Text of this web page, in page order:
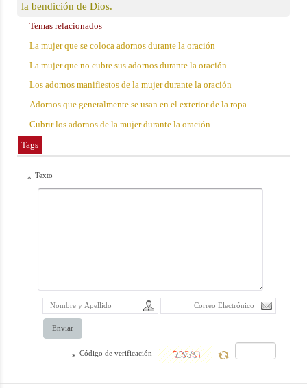
la bendición de Dios.
Temas relacionados
La mujer que se coloca adornos durante la oración
La mujer que no cubre sus adornos durante la oración
Los adornos manifiestos de la mujer durante la oración
Adornos que generalmente se usan en el exterior de la ropa
Cubrir los adornos de la mujer durante la oración
Tags
* Texto
Enviar
* Código de verificación